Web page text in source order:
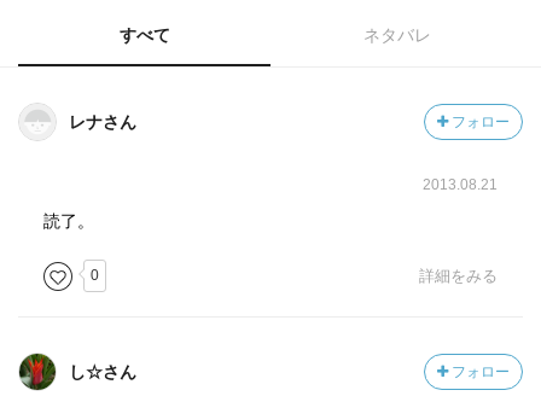
すべて ネタバレ
レナさん フォロー
2013.08.21
読了。
0 詳細をみる
し☆さん フォロー